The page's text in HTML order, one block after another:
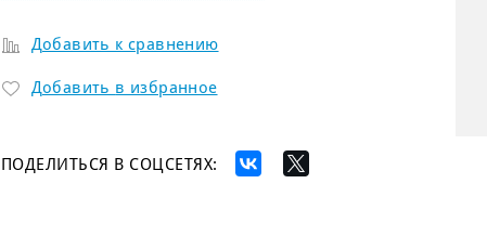
Добавить к сравнению
Добавить в избранное
ПОДЕЛИТЬСЯ В СОЦСЕТЯХ: